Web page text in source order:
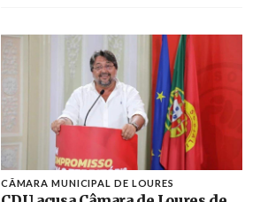
CÂMARA MUNICIPAL DE LOURES